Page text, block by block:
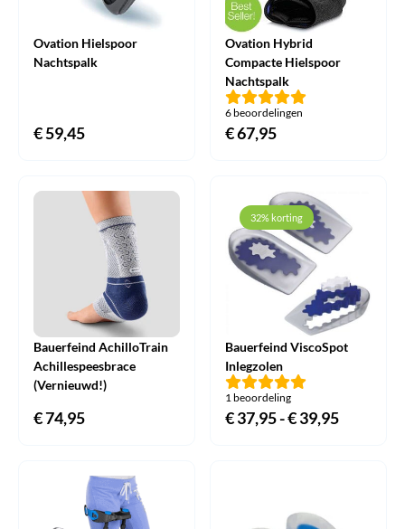
Ovation Hielspoor
Nachtspalk
€59,45
Ovation Hybrid
Compacte Hielspoor
Nachtspalk
6 beoordelingen
€67,95
Bauerfeind AchilloTrain
Achillespeesbrace
(Vernieuwd!)
€74,95
32% korting
Bauerfeind ViscoSpot
Inlegzolen
1 beoordeling
€37,95-€39,95